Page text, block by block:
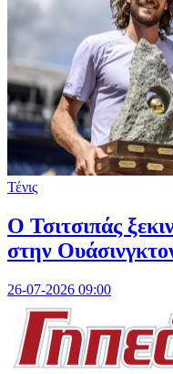
Τένις
O Τσιτσιπάς
στην
26-07-2026 09:00